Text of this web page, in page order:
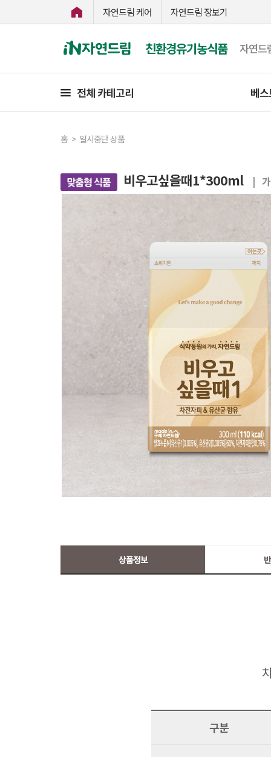
자연드림 케어 자연드림 장보기
친환경유기농식품 자연드
전체 카테고리 베
홈 > 일시중단 상품
비우고싶을때1*300ml | 가
상품정보
구분